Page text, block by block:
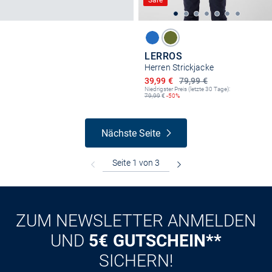
LERROS
Herren Strickjacke
79,99 €
Ermäßigter Preis
39,99 €
Niedrigster Preis (letzte 30 Tage):
79,99€ -50%
Nächste Seite
ZUM NEWSLETTER ANMELDEN
UND 5€ GUTSCHEIN**
SICHERN!